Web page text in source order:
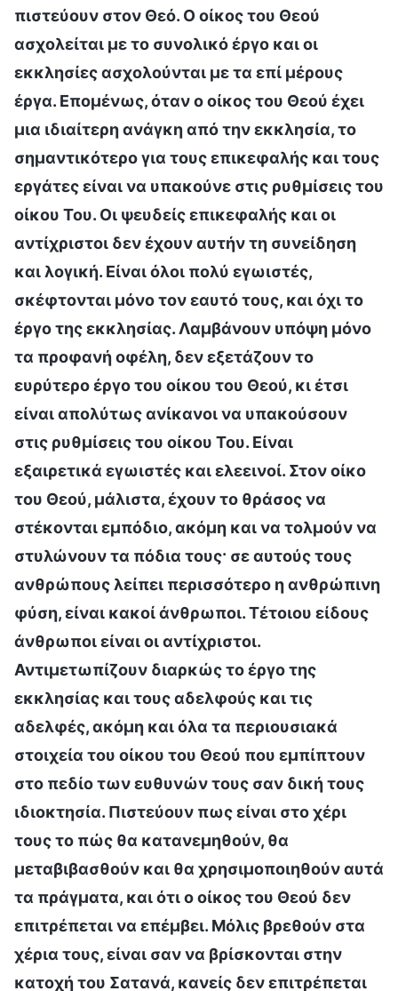
πιστεύουν στον Θεό. Ο οίκος του Θεού
ασχολείται με το συνολικό έργο και οι
εκκλησίες ασχολούνται με τα επί μέρους
έργα. Επομένως, όταν ο οίκος του Θεού έχει
μια ιδιαίτερη ανάγκη από την εκκλησία, το
σημαντικότερο για τους επικεφαλής και τους
εργάτες είναι να υπακούνε στις ρυθμίσεις του
οίκου Του. Οι ψευδείς επικεφαλής και οι
αντίχριστοι δεν έχουν αυτήν τη συνείδηση
και λογική. Είναι όλοι πολύ εγωιστές,
σκέφτονται μόνο τον εαυτό τους, και όχι το
έργο της εκκλησίας. Λαμβάνουν υπόψη μόνο
τα προφανή οφέλη, δεν εξετάζουν το
ευρύτερο έργο του οίκου του Θεού, κι έτσι
είναι απολύτως ανίκανοι να υπακούσουν
στις ρυθμίσεις του οίκου Του. Είναι
εξαιρετικά εγωιστές και ελεεινοί. Στον οίκο
του Θεού, μάλιστα, έχουν το θράσος να
στέκονται εμπόδιο, ακόμη και να τολμούν να
στυλώνουν τα πόδια τους· σε αυτούς τους
ανθρώπους λείπει περισσότερο η ανθρώπινη
φύση, είναι κακοί άνθρωποι. Τέτοιου είδους
άνθρωποι είναι οι αντίχριστοι.
Αντιμετωπίζουν διαρκώς το έργο της
εκκλησίας και τους αδελφούς και τις
αδελφές, ακόμη και όλα τα περιουσιακά
στοιχεία του οίκου του Θεού που εμπίπτουν
στο πεδίο των ευθυνών τους σαν δική τους
ιδιοκτησία. Πιστεύουν πως είναι στο χέρι
τους το πώς θα κατανεμηθούν, θα
μεταβιβασθούν και θα χρησιμοποιηθούν αυτά
τα πράγματα, και ότι ο οίκος του Θεού δεν
επιτρέπεται να επέμβει. Μόλις βρεθούν στα
χέρια τους, είναι σαν να βρίσκονται στην
κατοχή του Σατανά, κανείς δεν επιτρέπεται